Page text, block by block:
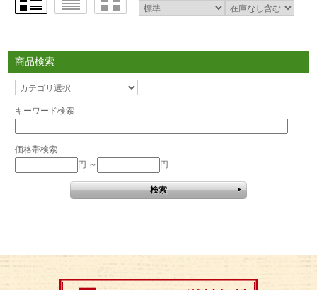
商品検索
キーワード検索
価格帯検索
円 ～
円